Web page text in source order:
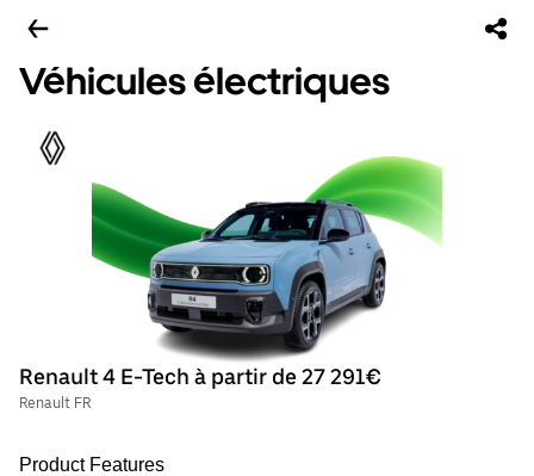
Véhicules électriques
Renault 4 E-Tech à partir de 27 291€
Renault FR
Product Features